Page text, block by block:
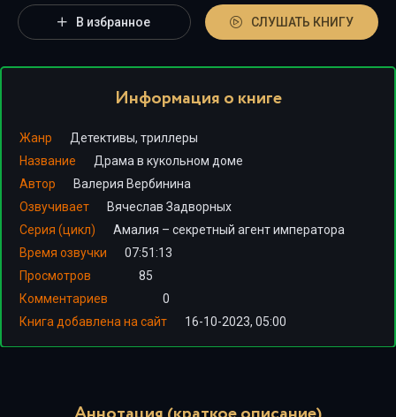
В избранное СЛУШАТЬ КНИГУ
Информация о книге
Жанр
Детективы, триллеры
Название
Драма в кукольном доме
Автор
Валерия Вербинина
Озвучивает
Вячеслав Задворных
Серия (цикл)
Амалия – секретный агент императора
Время озвучки
07:51:13
Просмотров
85
Комментариев
0
Книга добавлена на сайт
16-10-2023, 05:00